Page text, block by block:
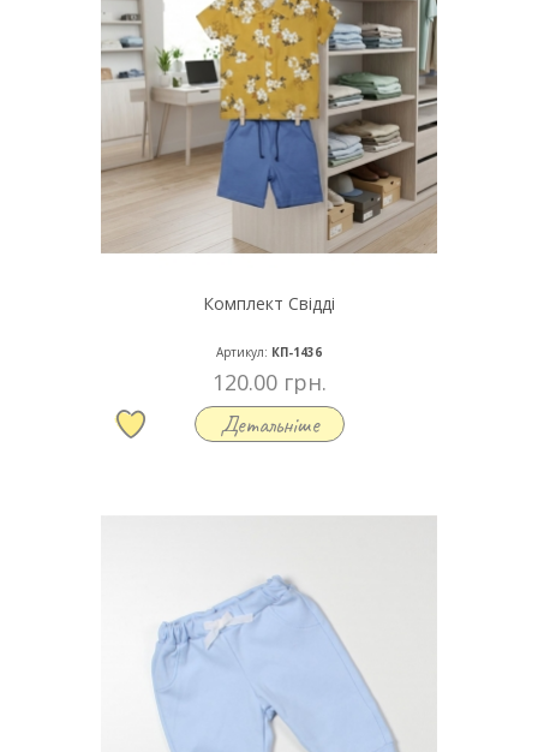
Комплект Свідді
Артикул: КП-1436
120.00 грн.
Детальніше